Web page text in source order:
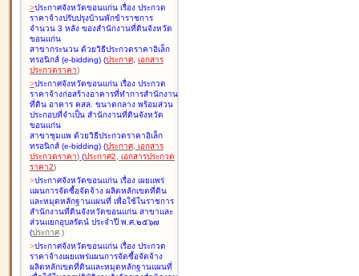
>ประกาศจังหวัดขอนแก่น เรื่อง ประกวด
ราคาจ้างปรับปรุงบ้านพักข้าราชการ
จำนวน 3 หลัง ของสำนักงานที่ดินจังหวัด
ขอนแก่น
สาขากระนวน ด้วยวิธีประกวดราคาอิเล็ก
ทรอนิกส์ (e-bidding) (ประกาศ, เอกสาร
ประกวดราคา)
>ประกาศจังหวัดขอนแก่น เรื่อง ประกวด
ราคาจ้างก่อสร้างอาคารที่ทำการสำนักงาน
ที่ดิน อาคาร คสล. ขนาดกลาง พร้อมส่วน
ประกอบที่จำเป็น สำนักงานที่ดินจังหวัด
ขอนแก่น
สาขาชุมแพ ด้วยวิธีประกวดราคาอิเล็ก
ทรอนิกส์ (e-bidding) (ประกาศ, เอกสาร
ประกวดราคา) (ประกาศ2, เอกสารประกวด
ราคา2)
>ประกาศจังหวัดขอนแก่น เรื่อง เผยแพร่
แผนการจัดซื้อจัดจ้าง ผลิตหลักเขตที่ดิน
และหมุดหลักฐานแผนที่ เพื่อใช้ในราชการ
สำนักงานที่ดินจังหวัดขอนแก่น สาขาและ
ส่วนแยกอุบลรัตน์ ประจำปี พ.ศ.๒๕๖๗
(ประกาศ )
>ประกาศจังหวัดขอนแก่น เรื่อง ประกวด
ราคาจ้างเผยแพร่แผนการจัดซื้อจัดจ้าง
ผลิตหลักเขตที่ดินและหมุดหลักฐานแผนที่